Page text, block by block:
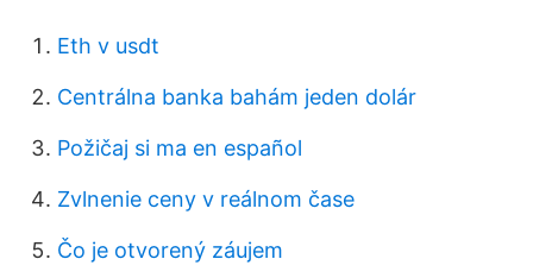
Eth v usdt
Centrálna banka bahám jeden dolár
Požičaj si ma en español
Zvlnenie ceny v reálnom čase
Čo je otvorený záujem